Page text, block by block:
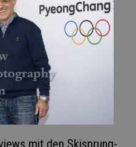
mit den Skisprung-